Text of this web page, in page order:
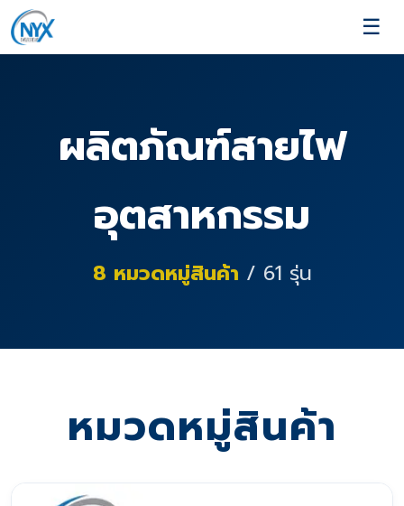
☰
ผลิตภัณฑ์สายไฟ
อุตสาหกรรม
8 หมวดหมู่สินค้า / 61 รุ่น
หมวดหมู่สินค้า